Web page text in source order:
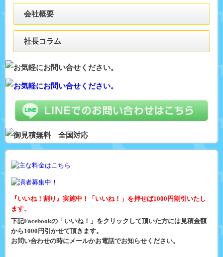
会社概要
社長コラム
『いいね！割り』実施中！「いいね！」を押せば1000円割引いたし
ます。
下記Facebookの「いいね！」をクリックして頂いた方には見積金額
から1000円引かせて頂きます。
お問い合わせの時にメールかお電話でお知らせください。